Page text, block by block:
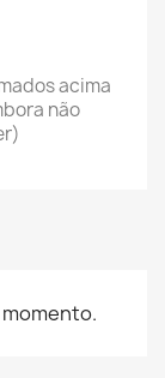
acima
não